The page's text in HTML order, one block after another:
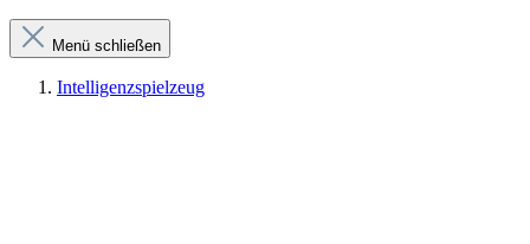
Menü schließen
Intelligenzspielzeug